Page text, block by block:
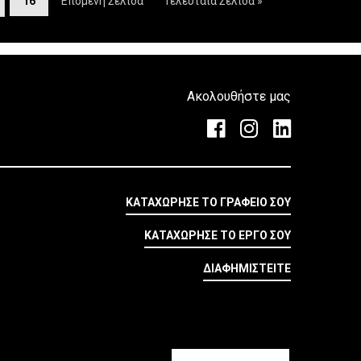
Ακολουθήστε μας
ΚΑΤΑΧΩΡΗΣΕ ΤΟ ΓΡΑΦΕΙΟ ΣΟΥ
ΚΑΤΑΧΩΡΗΣΕ ΤΟ ΕΡΓΟ ΣΟΥ
ΔΙΑΦΗΜΙΣΤΕΙΤΕ